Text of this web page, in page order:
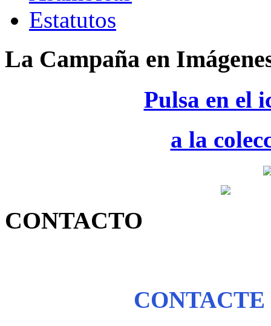
Estatutos
La Campaña en
Pulsa en el
a la
CONTACTO
CONTACTE